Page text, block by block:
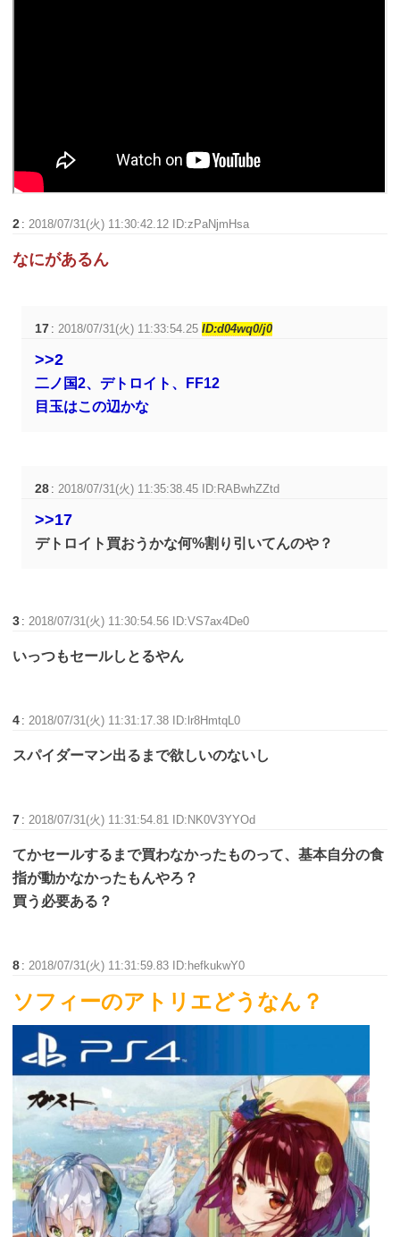
2 :2018/07/31(火) 11:30:42.12 ID:zPaNjmHsa
なにがあるん
17 :2018/07/31(火) 11:33:54.25ID:d04wq0/j0
>>2
二ノ国2、デトロイト、FF12
目玉はこの辺かな
28 :2018/07/31(火) 11:35:38.45 ID:RABwhZZtd
>>17
デトロイト買おうかな何%割り引いてんのや？
3 :2018/07/31(火) 11:30:54.56 ID:VS7ax4De0
いっつもセールしとるやん
4 :2018/07/31(火) 11:31:17.38 ID:lr8HmtqL0
スパイダーマン出るまで欲しいのないし
7 :2018/07/31(火) 11:31:54.81 ID:NK0V3YYOd
てかセールするまで買わなかったものって、基本自分の食
指が動かなかったもんやろ？
買う必要ある？
8 :2018/07/31(火) 11:31:59.83 ID:hefkukwY0
ソフィーのアトリエどうなん？